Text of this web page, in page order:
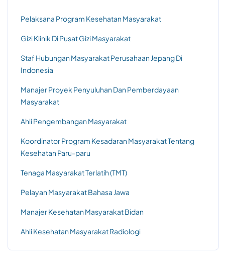
Pelaksana Program Kesehatan Masyarakat
Gizi Klinik Di Pusat Gizi Masyarakat
Staf Hubungan Masyarakat Perusahaan Jepang Di
Indonesia
Manajer Proyek Penyuluhan Dan Pemberdayaan
Masyarakat
Ahli Pengembangan Masyarakat
Koordinator Program Kesadaran Masyarakat Tentang
Kesehatan Paru-paru
Tenaga Masyarakat Terlatih (TMT)
Pelayan Masyarakat Bahasa Jawa
Manajer Kesehatan Masyarakat Bidan
Ahli Kesehatan Masyarakat Radiologi